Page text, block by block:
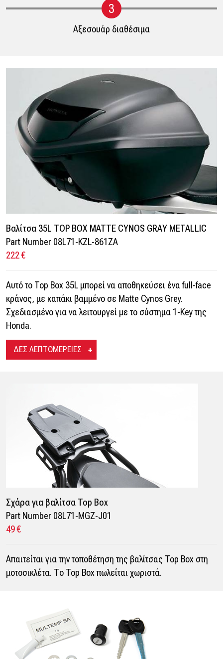
3
Αξεσουάρ διαθέσιμα
Βαλίτσα 35L TOP BOX MATTE CYNOS GRAY METALLIC
Part Number 08L71-KZL-861ZA
222 €
Αυτό το Top Box 35L μπορεί να αποθηκεύσει ένα full-face
κράνος, με καπάκι βαμμένο σε Matte Cynos Grey.
Σχεδιασμένο για να λειτουργεί με το σύστημα 1-Key της
Honda.
ΔΕΣ ΛΕΠΤΟΜΕΡΕΙΕΣ
Σχάρα για βαλίτσα Top Box
Part Number 08L71-MGZ-J01
49 €
Απαιτείται για την τοποθέτηση της βαλίτσας Top Box στη
μοτοσικλέτα. Το Top Box πωλείται χωριστά.